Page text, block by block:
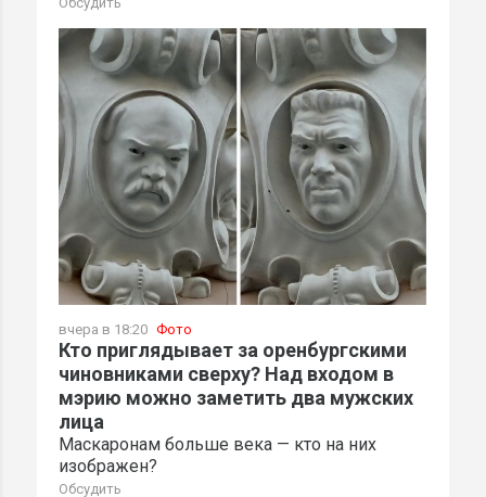
вчера в 18:20 Фото
Кто приглядывает за оренбургскими
чиновниками сверху? Над входом в
мэрию можно заметить два мужских
лица
Маскаронам больше века — кто на них
изображен?
Обсудить